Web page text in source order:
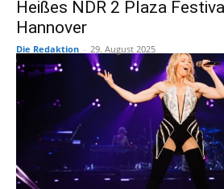
Heißes NDR 2 Plaza
Hannover
Die Redaktion - 29. August 2025